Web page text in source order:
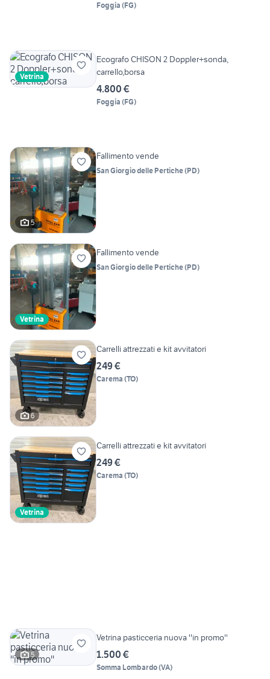
Foggia (FG)
Vetrina
Ecografo CHISON 2 Doppler+sonda,
carrello,borsa
4.800 €
Foggia (FG)
5
Fallimento vende
San Giorgio delle Pertiche(PD)
Vetrina
Fallimento vende
San Giorgio delle Pertiche(PD)
6
Carrelli attrezzati e kit avvitatori
249 €
Carema (TO)
Vetrina
Carrelli attrezzati e kit avvitatori
249 €
Carema (TO)
5
Vetrina pasticceria nuova ''in promo''
1.500 €
Somma Lombardo(VA)